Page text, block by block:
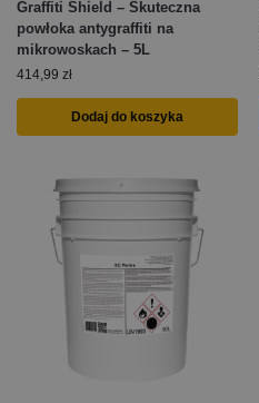
Graffiti Shield – Skuteczna
powłoka antygraffiti na
mikrowoskach – 5L
414,99 zł
Dodaj do koszyka